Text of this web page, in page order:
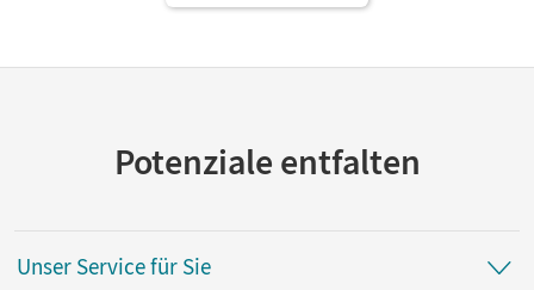
Potenziale entfalten
Unser Service für Sie